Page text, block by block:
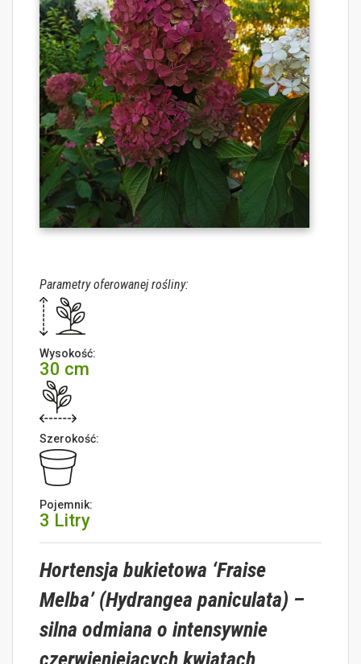
Parametry oferowanej rośliny:
Wysokość:
30 cm
Szerokość:
Pojemnik:
3 Litry
Hortensja bukietowa ‘Fraise
Melba’ (Hydrangea paniculata) –
silna odmiana o intensywnie